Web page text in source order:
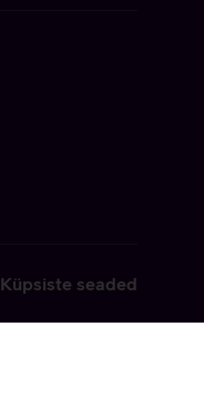
Küpsiste seaded